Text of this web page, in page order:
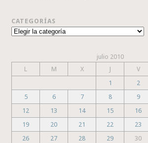
CATEGORÍAS
Categorías
julio 2010
L
M X J V
1
2
5
6 7 8 9
12
13 14 15 16
19
20 21 22 23
26
27 28 29 30